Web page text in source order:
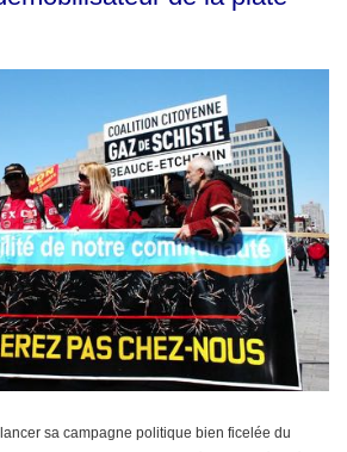
sa campagne politique bien ficelée du